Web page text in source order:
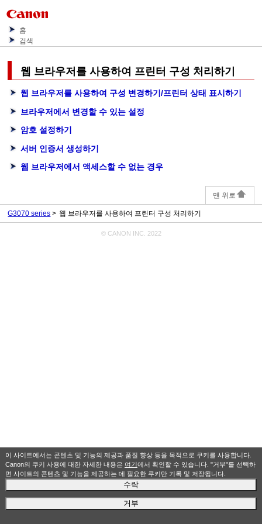
이 사이트에서는 콘텐츠 및 기능의 제공과 품질 향상 등을 목적으로 쿠키를 사용합니다.
Canon의 쿠키 사용에 대한 자세한 내용은 여기에서 확인할 수 있습니다. "거부"를 선택하
면 사이트의 콘텐츠 및 기능을 제공하는 데 필요한 쿠키만 기록 및 저장됩니다.
수락
거부
홈
검색
웹 브라우저를 사용하여 프린터 구성 처리하기
웹 브라우저를 사용하여 구성 변경하기/프린터 상태 표시하기
브라우저에서 변경할 수 있는 설정
암호 설정하기
서버 인증서 생성하기
웹 브라우저에서 액세스할 수 없는 경우
맨 위로
G3070 series 웹 브라우저를 사용하여 프린터 구성 처리하기
© CANON INC. 2022